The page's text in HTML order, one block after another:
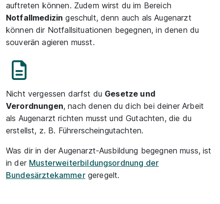
auftreten können. Zudem wirst du im Bereich
Notfallmedizin geschult, denn auch als Augenarzt
können dir Notfallsituationen begegnen, in denen du
souverän agieren musst.
Nicht vergessen darfst du Gesetze und
Verordnungen, nach denen du dich bei deiner Arbeit
als Augenarzt richten musst und Gutachten, die du
erstellst, z. B. Führerscheingutachten.
Was dir in der Augenarzt-Ausbildung begegnen muss, ist
in der Musterweiterbildungsordnung der
Bundesärztekammergeregelt.